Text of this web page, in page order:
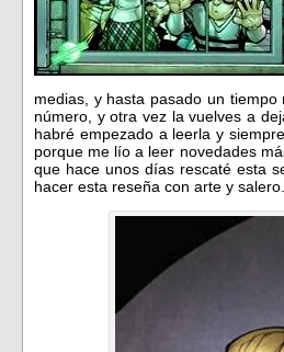
medias, y hasta pasado un
número, y otra vez la vuelves a
habré empezado a leerla y
porque me lío a leer novedades
que hace unos días rescaté esta
hacer esta reseña con arte y salero.